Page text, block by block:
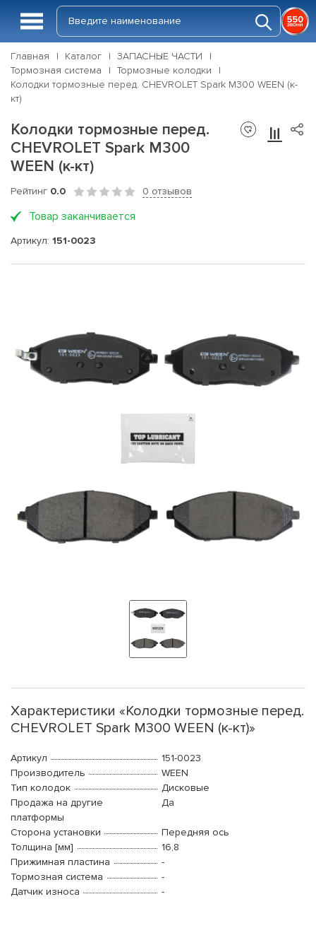
Главная Каталог
ЗАПАСНЫЕ ЧАСТИ
Тормозная система
Тормозные колодки
Колодки тормозные перед. CHEVROLET Spark M300 WEEN (к-
кт)
Колодки тормозные перед.
CHEVROLET Spark M300
WEEN (к-кт)
Рейтинг 0.0 0 отзывов
Товар заканчивается
Артикул: 151-0023
Характеристики «Колодки тормозные перед.
CHEVROLET Spark M300 WEEN (к-кт)»
Артикул
151-0023
Производитель
WEEN
Тип колодок
Дисковые
Продажа на другие
платформы
Да
Сторона установки
Передняя ось
Толщина [мм]
16,8
Прижимная пластина
-
Тормозная система
-
Датчик износа
-